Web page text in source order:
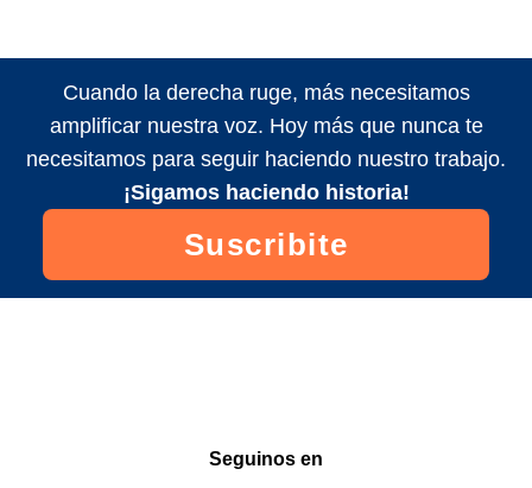
Cuando la derecha ruge, más necesitamos
amplificar nuestra voz. Hoy más que nunca te
necesitamos para seguir haciendo nuestro trabajo.
¡Sigamos haciendo historia!
Suscribite
Seguinos en